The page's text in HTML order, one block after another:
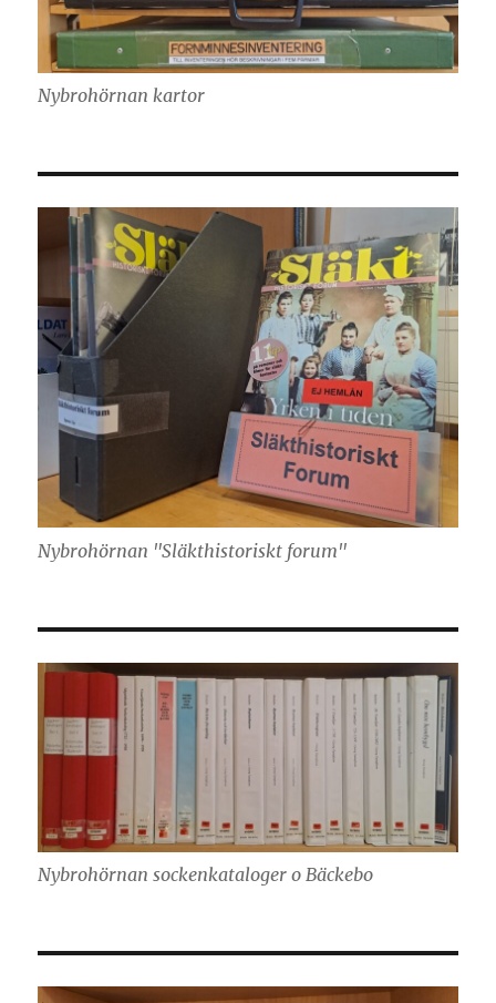
Nybrohörnan kartor
Nybrohörnan "Släkthistoriskt forum"
Nybrohörnan sockenkataloger o Bäckebo